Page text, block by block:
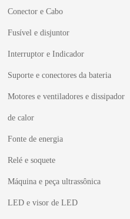
Conector e Cabo
Fusível e disjuntor
Interruptor e Indicador
Suporte e conectores da bateria
Motores e ventiladores e dissipador
de calor
Fonte de energia
Relé e soquete
Máquina e peça ultrassônica
LED e visor de LED